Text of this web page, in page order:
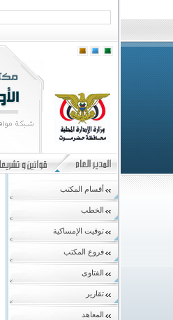
أقسام المكتب
الخطب
توقيت الإمساكية
فروع المكتب
الفتاوى
تقارير
المعاهد